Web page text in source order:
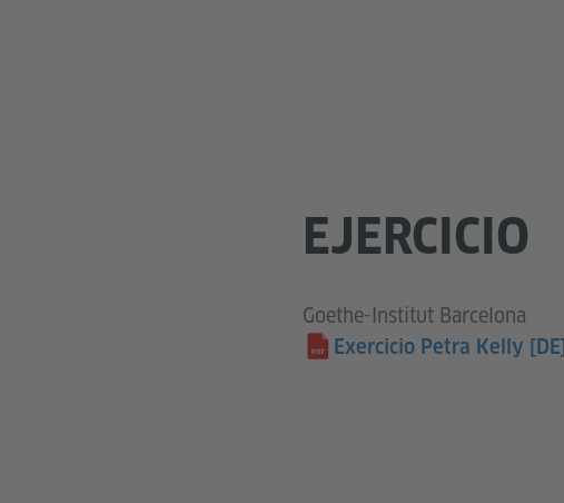
EJERCICIO
Goethe-Institut Barcelona
Exercicio Petra Kelly [DE]